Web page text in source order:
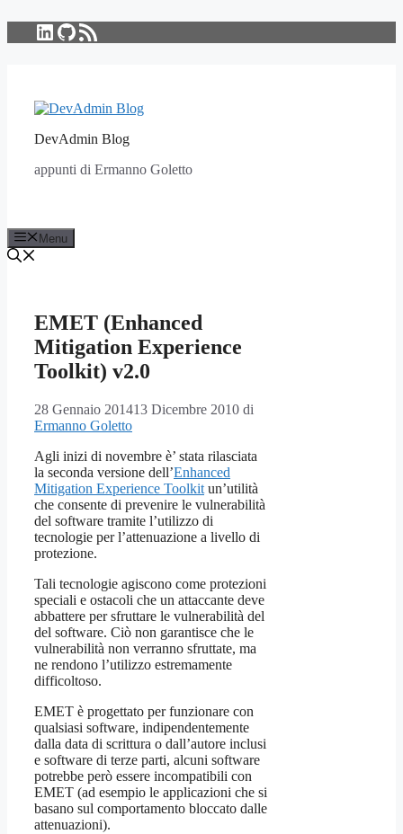
al
LinkedIn
GitHub
Feed RSS
DevAdmin Blog
appunti di Ermanno Goletto
Menu
EMET (Enhanced
Mitigation Experience
Toolkit) v2.0
28 Gennaio 201413 Dicembre 2010 di
Ermanno Goletto
Agli inizi di novembre è’ stata rilasciata
la seconda versione dell’Enhanced
Mitigation Experience Toolkit un’utilità
che consente di prevenire le vulnerabilità
del software tramite l’utilizzo di
tecnologie per l’attenuazione a livello di
protezione.
Tali tecnologie agiscono come protezioni
speciali e ostacoli che un attaccante deve
abbattere per sfruttare le vulnerabilità del
del software. Ciò non garantisce che le
vulnerabilità non verranno sfruttate, ma
ne rendono l’utilizzo estremamente
difficoltoso.
EMET è progettato per funzionare con
qualsiasi software, indipendentemente
dalla data di scrittura o dall’autore inclusi
e software di terze parti, alcuni software
potrebbe però essere incompatibili con
EMET (ad esempio le applicazioni che si
basano sul comportamento bloccato dalle
attenuazioni).